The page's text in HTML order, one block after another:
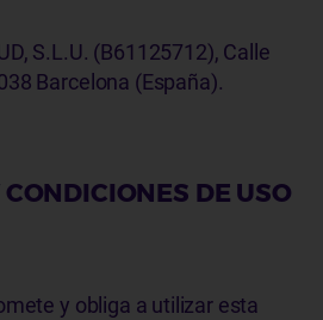
S.L.U. (B61125712), Calle
Barcelona (España).
DE USO
y obliga a utilizar esta